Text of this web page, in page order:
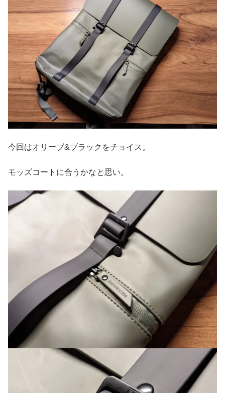
今回はオリーブ&ブラックをチョイス。
モッズコートに合うかなと思い。